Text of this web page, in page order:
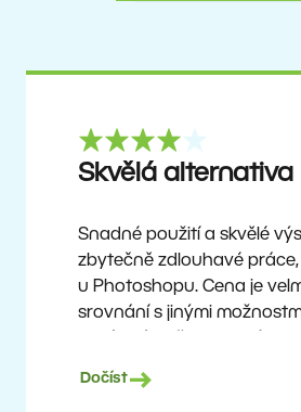
Skvělá alternativa
Snadné použití a skvělé
zbytečně zdlouhavé práce,
u Photoshopu. Cena je
srovnání s jinými
uživatelům, kteří chtějí
Dočíst